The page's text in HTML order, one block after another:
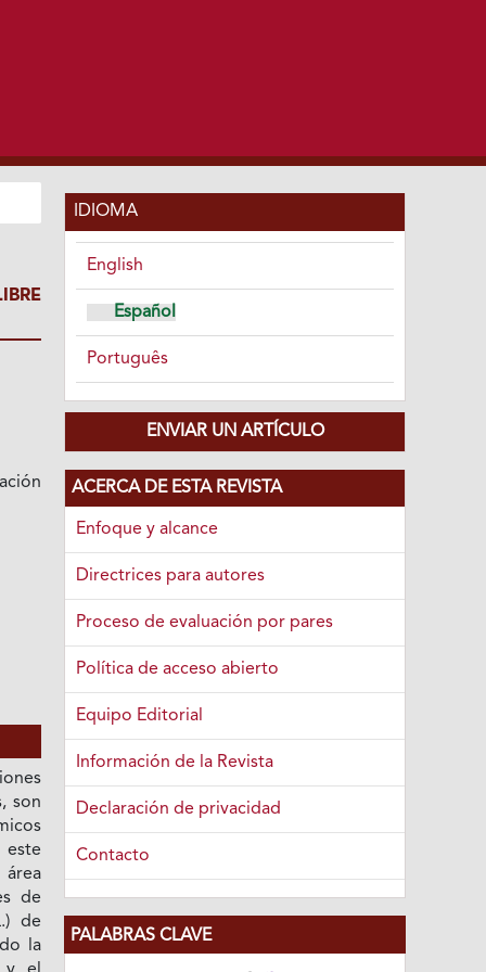
son
este
de
de
la
IDIOMA
English
Español
Português
ENVIAR UN ARTÍCULO
ACERCA DE ESTA REVISTA
Enfoque y alcance
Directrices para autores
Proceso de evaluación por pares
Política de acceso abierto
Equipo Editorial
Información de la Revista
Declaración de privacidad
Contacto
PALABRAS CLAVE